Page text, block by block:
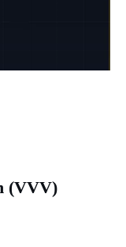
(VVV)